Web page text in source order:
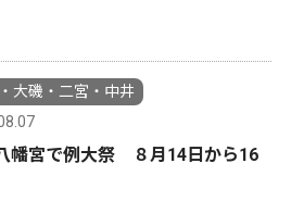
大磯・二宮・中井
幡宮で例大祭 ８月14日から16